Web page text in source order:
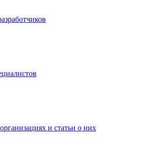
и статьи о них